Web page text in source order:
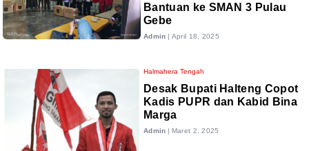
Bantuan ke SMAN 3 Pulau
Gebe
Admin | April 18, 2025
Halmahera Tengah
Desak Bupati Halteng Copot
Kadis PUPR dan Kabid Bina
Marga
Admin | Maret 2, 2025